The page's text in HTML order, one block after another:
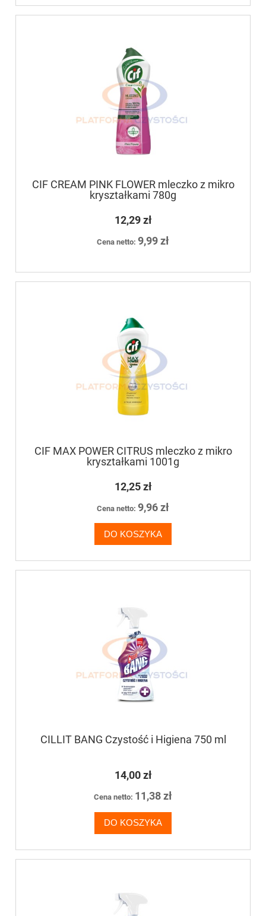
CIF CREAM PINK FLOWER mleczko z mikro
kryształkami 780g
12,29 zł
Cena netto: 9,99 zł
CIF MAX POWER CITRUS mleczko z mikro
kryształkami 1001g
12,25 zł
Cena netto: 9,96 zł
DO KOSZYKA
CILLIT BANG Czystość i Higiena 750 ml
14,00 zł
Cena netto: 11,38 zł
DO KOSZYKA